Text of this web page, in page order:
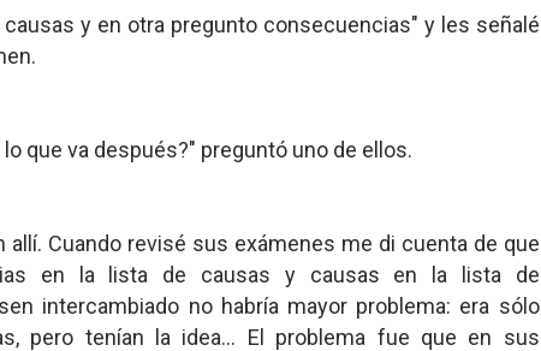
y en otra pregunto consecuencias" y les señalé
que va después?" preguntó uno de ellos.
allí. Cuando revisé sus exámenes me di cuenta de que
en la lista de causas y causas en la lista de
intercambiado no habría mayor problema: era sólo
pero tenían la idea... El problema fue que en sus